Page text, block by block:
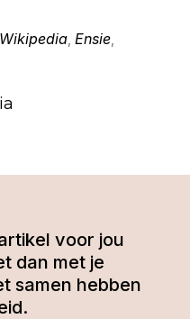
Wikipedia Ensie
voor jou
dan met je
samen hebben